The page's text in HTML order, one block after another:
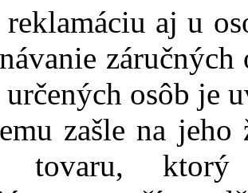
aj u
záručných
osôb je
zašle na jeho
tovaru,